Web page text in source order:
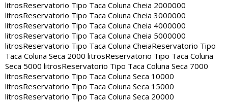
litrosReservatorio Tipo Taca Coluna Cheia 2000000
litrosReservatorio Tipo Taca Coluna Cheia 3000000
litrosReservatorio Tipo Taca Coluna Cheia 4000000
litrosReservatorio Tipo Taca Coluna Cheia 5000000
litrosReservatorio Tipo Taca Coluna CheiaReservatorio Tipo
Taca Coluna Seca 2000 litrosReservatorio Tipo Taca Coluna
Seca 5000 litrosReservatorio Tipo Taca Coluna Seca 7000
litrosReservatorio Tipo Taca Coluna Seca 10000
litrosReservatorio Tipo Taca Coluna Seca 15000
litrosReservatorio Tipo Taca Coluna Seca 20000